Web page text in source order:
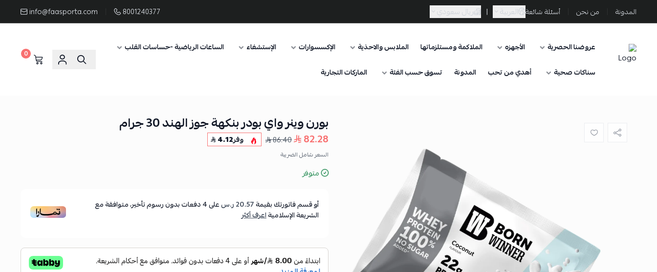
المدونة من نحن أسئلة شائعة العربية | ريال سعودي 8001240377
info@faasporta.com
Sporta
عروضنا الحصرية الأجهزه الملاكمة ومستلزماتها الملابس والاحذية الإكسسوارات الإستشفاء
الساعات الرياضية -حساسات القلب
سناكات صحية
أهدي من تحب المدونة تسوق حسب الفئة الماركات التجارية
0
بورن وينر واي بودر بنكهة جوز الهند 30 جرام
82.28
86.40 وفر4.12
السعر شامل الضريبة
متوفر
أو قسم فاتورتك بقيمة20.57 ر.س على4دفعات بدون رسوم تأخير، متوافقة مع
الشريعة الإسلاميةاعرف أكثر